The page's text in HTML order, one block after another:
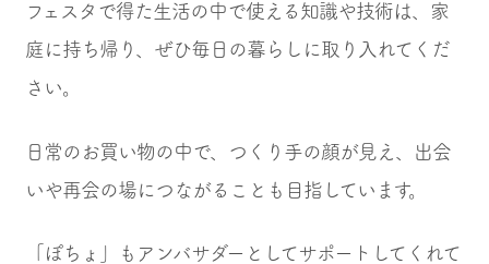
フェスタで得た生活の中で使える知識や技術は、家
庭に持ち帰り、ぜひ毎日の暮らしに取り入れてくだ
さい。
日常のお買い物の中で、つくり手の顔が見え、出会
いや再会の場につながることも目指しています。
「ぽちょ」もアンバサダーとしてサポートしてくれて